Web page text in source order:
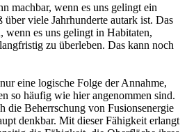
machbar, wenn es uns gelingt ein
über viele Jahrhunderte autark ist. Das
wenn es uns gelingt in Habitaten,
zu überleben. Das kann noch
eine logische Folge der Annahme,
so häufig wie hier angenommen sind.
die Beherrschung von Fusionsenergie
denkbar. Mit dieser Fähigkeit erlangt